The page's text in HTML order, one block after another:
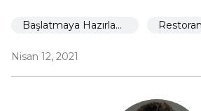
Başlatmaya Hazırlanıyor
Nisan 12, 2021